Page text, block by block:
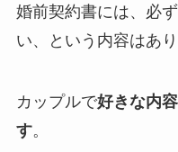
婚前契約書には、必
い、という内容はあり
カップルで好きな内
す。